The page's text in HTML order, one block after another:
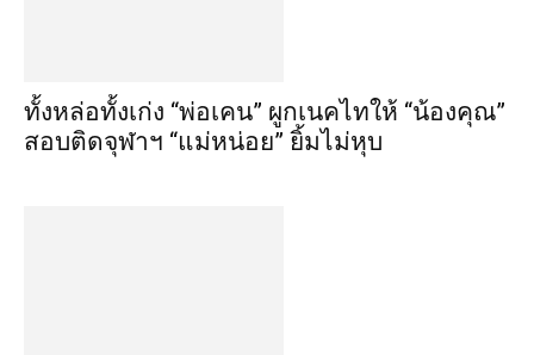
ทั้งหล่อทั้งเก่ง “พ่อเคน” ผูกเนคไทให้ “น้องคุณ”
สอบติดจุฬาฯ “แม่หน่อย” ยิ้มไม่หุบ